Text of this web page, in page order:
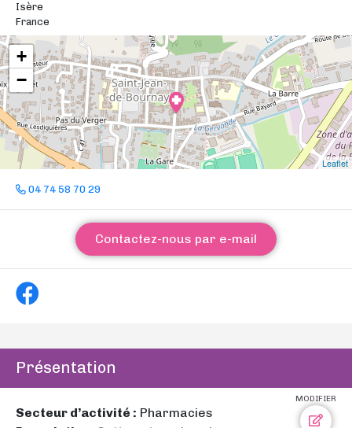
Isère
France
+
−
Leaflet
04 74 58 70 29
Contactez-nous par e-mail
Présentation
MODIFIER
Secteur d’activité : Pharmacies